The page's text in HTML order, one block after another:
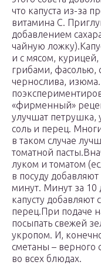
что капуста из-за
витамина С.
добавлением
чайную
и с мясом,
грибами, фасолью,
чернослива, изюма.
«фирменный»
улучшат петрушка,
соль и перец.
в таком случае
томатной
луком и томатом
в посуду
минут. Минут за 10
капусту
перец.При подаче
посыпать свежей
укропом. И,
сметаны – верного
во всех блюдах.